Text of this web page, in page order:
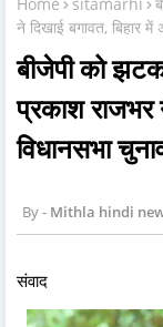
ने दिखाई बगावत, बिहार
बीजेपी को
प्रकाश राजभर
विधानसभा
Mithla hindi
संवाद